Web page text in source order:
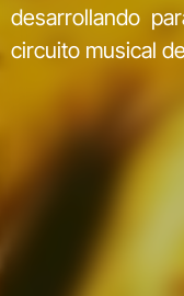
desarrollando
circuito musical